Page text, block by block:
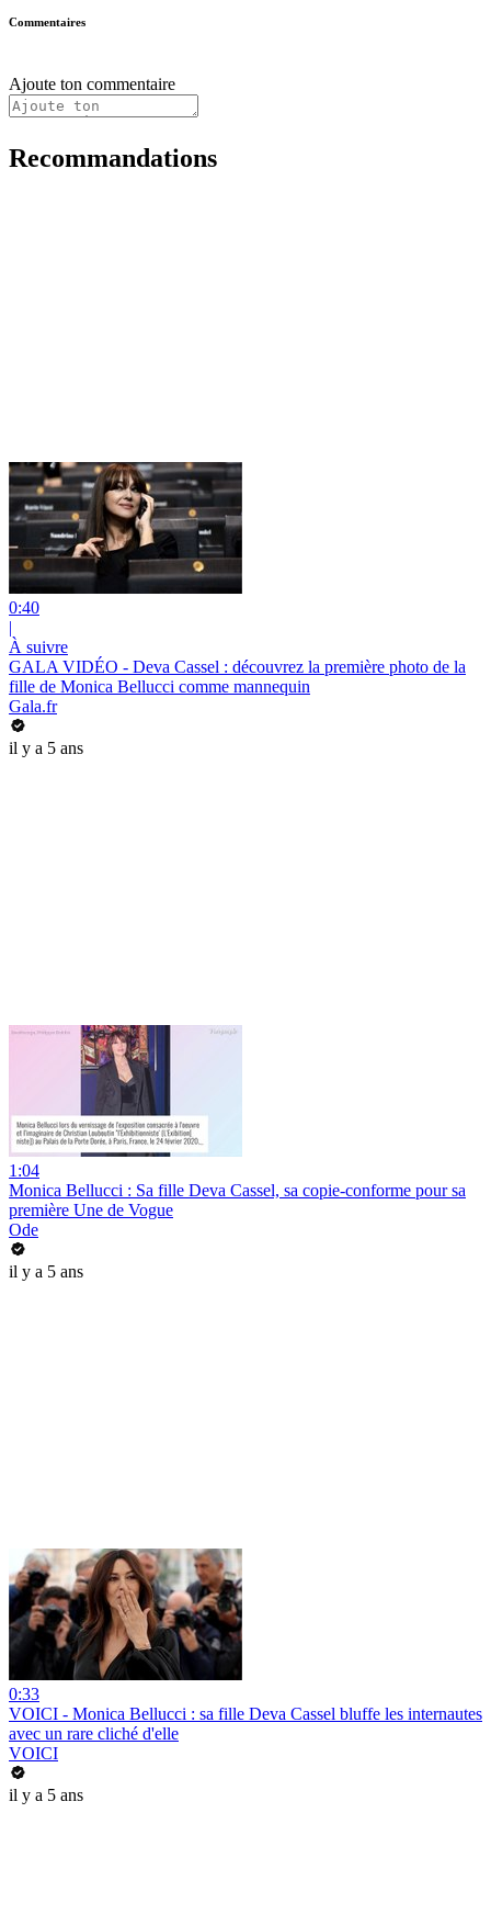
Commentaires
Ajoute ton commentaire
Recommandations
0:40
|
À suivre
GALA VIDÉO - Deva Cassel : découvrez la première photo de la
fille de Monica Bellucci comme mannequin
Gala.fr
il y a 5 ans
1:04
Monica Bellucci : Sa fille Deva Cassel, sa copie-conforme pour sa
première Une de Vogue
Ode
il y a 5 ans
0:33
VOICI - Monica Bellucci : sa fille Deva Cassel bluffe les internautes
avec un rare cliché d'elle
VOICI
il y a 5 ans